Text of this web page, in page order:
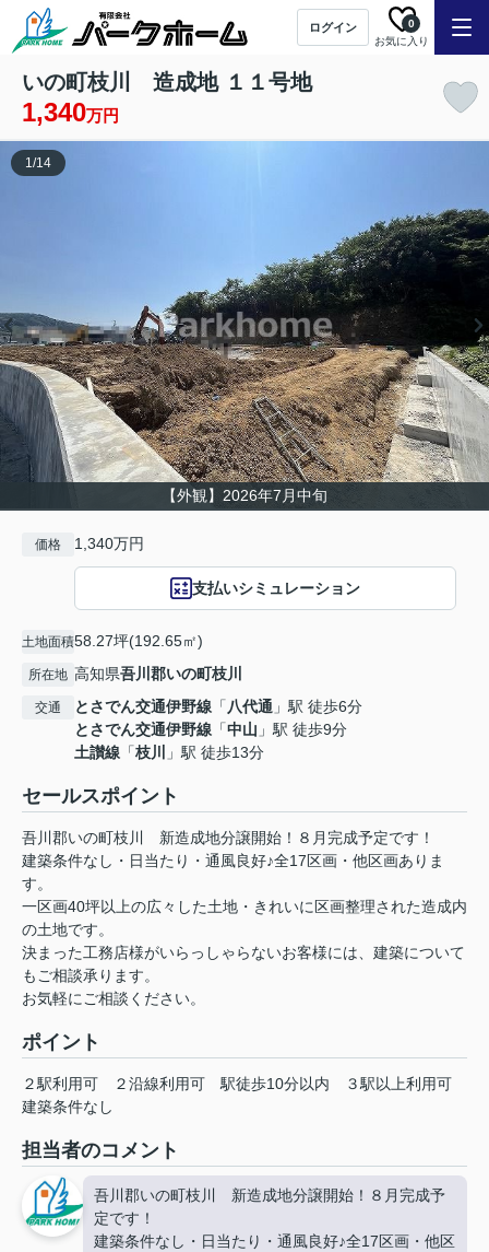
ログイン
お気に入り
0
いの町枝川 造成地 １１号地
1,340万円
【外観】2026年7月中旬
1/14
価格 1,340万円
支払いシミュレーション
土地面積58.27坪(192.65㎡)
所在地 高知県吾川郡いの町枝川
交通 とさでん交通伊野線 「八代通 」駅 徒歩6分
とさでん交通伊野線 「中山 」駅 徒歩9分
土讃線 「枝川 」駅 徒歩13分
セールスポイント
吾川郡いの町枝川 新造成地分譲開始！８月完成予定です！
建築条件なし・日当たり・通風良好♪全17区画・他区画ありま
す。
一区画40坪以上の広々した土地・きれいに区画整理された造成内
の土地です。
決まった工務店様がいらっしゃらないお客様には、建築について
もご相談承ります。
お気軽にご相談ください。
ポイント
２駅利用可 ２沿線利用可 駅徒歩10分以内
３駅以上利用可
建築条件なし
担当者のコメント
吾川郡いの町枝川 新造成地分譲開始！８月完成予
定です！
建築条件なし・日当たり・通風良好♪全17区画・他区